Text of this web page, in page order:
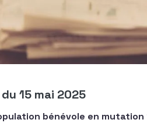
15 mai 2025
bénévole en mutation